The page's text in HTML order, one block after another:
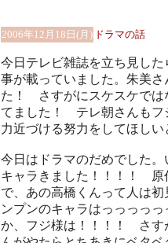
2006年12月18日(月) ドラマの話
今日テレビ雑誌を立ち見し
事が載っていました。朱美
た！ さすがにスケスケでは
てました！ テレ朝さんもフ
力近づける努力をしてほし
今日はドラマのだめでした
キャラきました！！！！ 原
で、あの高橋くんって人は
ンプンのキャラはっっっっ
か、フジ様は！！！！ さ